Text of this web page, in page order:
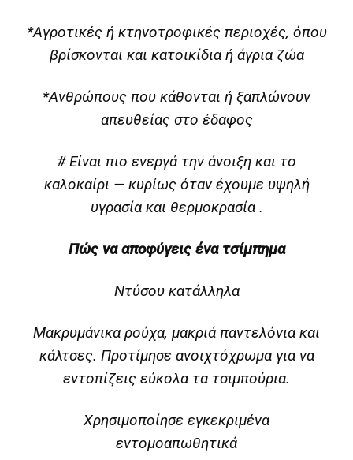
*Αγροτικές ή κτηνοτροφικές περιοχές, όπου
βρίσκονται και κατοικίδια ή άγρια ζώα
*Ανθρώπους που κάθονται ή ξαπλώνουν
απευθείας στο έδαφος
# Είναι πιο ενεργά την άνοιξη και το
καλοκαίρι — κυρίως όταν έχουμε υψηλή
υγρασία και θερμοκρασία .
Πώς να αποφύγεις ένα τσίμπημα
Ντύσου κατάλληλα
Μακρυμάνικα ρούχα, μακριά παντελόνια και
κάλτσες. Προτίμησε ανοιχτόχρωμα για να
εντοπίζεις εύκολα τα τσιμπούρια.
Χρησιμοποίησε εγκεκριμένα
εντομοαπωθητικά